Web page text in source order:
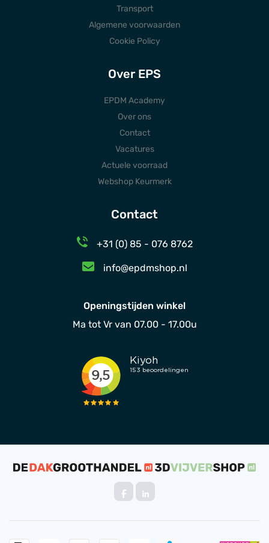
Transport
Algemene voorwaarden
Cookie Policy
Over EPS
EPDM Academy
Over ons
Contact
Vacatures
Actuele voorraad
Webshop Keurmerk
Contact
+31 (0) 85 - 076 8762
info@epdmshop.nl
Openingstijden winkel
Ma tot Vr van 07.00 - 17.00u